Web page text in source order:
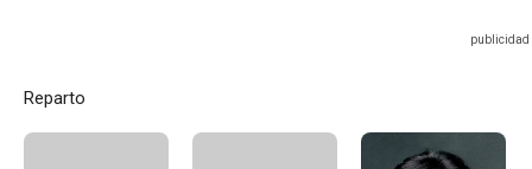
Reparto